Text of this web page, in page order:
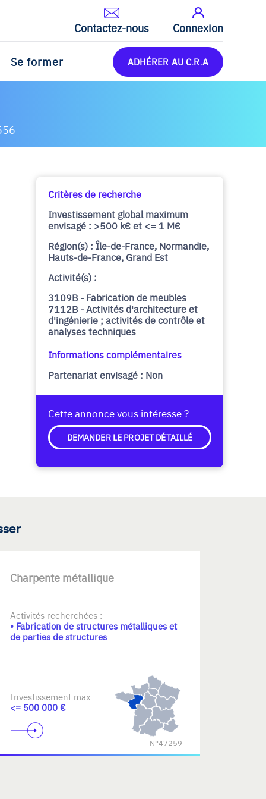
Contactez-nous Connexion
Se former ADHÉRER AU C.R.A
Critères de recherche
Investissement global maximum
envisagé : >500 k€ et <= 1 M€
Région(s) : Île-de-France, Normandie,
Hauts-de-France, Grand Est
Activité(s) :
3109B - Fabrication de meubles
7112B - Activités d'architecture et
d'ingénierie ; activités de contrôle et
analyses techniques
Informations complémentaires
Partenariat envisagé : Non
Cette annonce vous intéresse ?
DEMANDER LE PROJET DÉTAILLÉ
Charpente métallique
Activités recherchées :
• Fabrication de structures métalliques et
de parties de structures
Investissement max:
<= 500 000 €
N°47259